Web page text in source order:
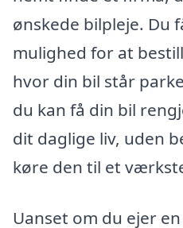
ønskede bilpleje. Du
mulighed for at
hvor din bil står
du kan få din bil
dit daglige liv, uden
køre den til et
Uanset om du ejer